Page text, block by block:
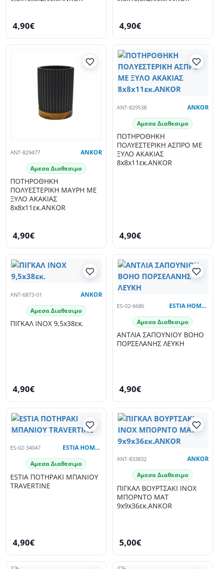
4,90€ 4,90€
ANT-829477 ANKOR
Αμεσα Διαθεσιμο
ΠΟΤΗΡΟΘΗΚΗ
ΠΟΛΥΕΣΤΕΡΙΚΗ ΜΑΥΡΗ ΜΕ
ΞΥΛΟ ΑΚΑΚΙΑΣ
8x8x11εκ.ANKOR
4,90€
ANT-829538 ANKOR
Αμεσα Διαθεσιμο
ΠΟΤΗΡΟΘΗΚΗ
ΠΟΛΥΕΣΤΕΡΙΚΗ ΑΣΠΡΟ ΜΕ
ΞΥΛΟ ΑΚΑΚΙΑΣ
8x8x11εκ.ANKOR
4,90€
ANT-6873-01 ANKOR
Αμεσα Διαθεσιμο
ΠΙΓΚΑΛ INOX 9,5x38εκ.
4,90€
ES-02-6686 ESTIA HOME ART
Αμεσα Διαθεσιμο
ΑΝΤΛΙΑ ΣΑΠΟΥΝΙΟΥ BOHO
ΠΟΡΣΕΛΑΝΗΣ ΛΕΥΚΗ
4,90€
ES-02-34047 ESTIA HOME ART
Αμεσα Διαθεσιμο
ESTIA ΠΟΤΗΡΑΚΙ ΜΠΑΝΙΟΥ
TRAVERTINE
4,90€
ANT-833832 ANKOR
Αμεσα Διαθεσιμο
ΠΙΓΚΑΛ ΒΟΥΡΤΣΑΚΙ INOX
ΜΠΟΡΝΤΟ ΜΑΤ
9x9x36εκ.ANKOR
5,00€